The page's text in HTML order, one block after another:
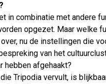
in combinatie met andere
opgezet. Maar welke
nu de instellingen die
van het
hebben afgehaakt?
Tripodia vervult, is